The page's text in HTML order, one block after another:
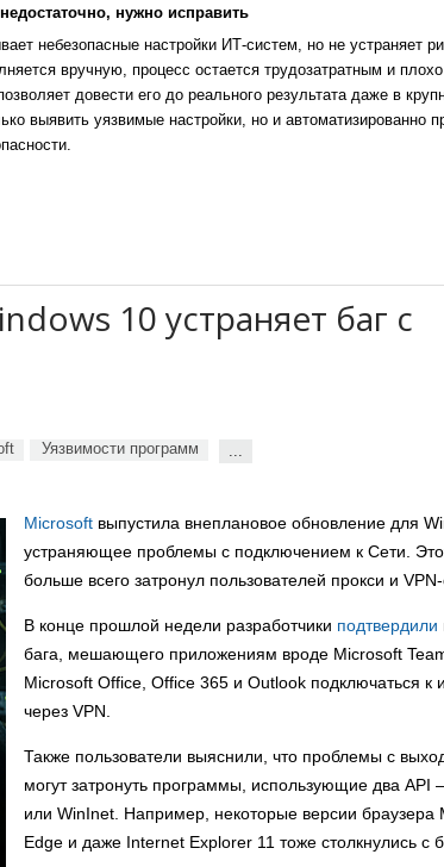
нужно исправить
небезопасные настройки ИТ-систем, но не устраняет
вручную, процесс остается трудозатратным и плохо
довести его до реального результата даже в
выявить уязвимые настройки, но и автоматизированно
10 устраняет баг с
Уязвимости программ ...
Microsoft выпустила внеплановое обновление для
устраняющее проблемы с подключением к Сети.
больше всего затронул пользователей прокси и VPN-
В конце прошлой недели разработчики подтвердили
бага, мешающего приложениям вроде Microsoft
Microsoft Office, Office 365 и Outlook подключаться к
через VPN.
Также пользователи выяснили, что проблемы с
могут затронуть программы, использующие два API
или WinInet. Например, некоторые версии браузера
Edge и даже Internet Explorer 11 тоже столкнулись с